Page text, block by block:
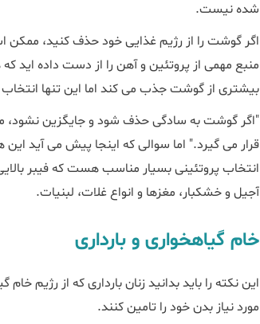
شده نیست.
اگر گوشت را از رژیم غذایی خود حذف کنید،
منبع مهمی از پروتئین و آهن را از دست داده اید
بیشتری از گوشت جذب می کند اما این تنها
قرار می گیرد." اما سوالی که اینجا پیش می آید
انتخاب پروتئینی بسیار مناسب هست که فیبر
آجیل و خشکبار، مغزها و انواع غلات، لبنیات.
خام گیاهخواری و بارداری
این نکته را باید بدانید زنان بارداری که از رژیم
مورد نیاز بدن خود را تامین کنند.